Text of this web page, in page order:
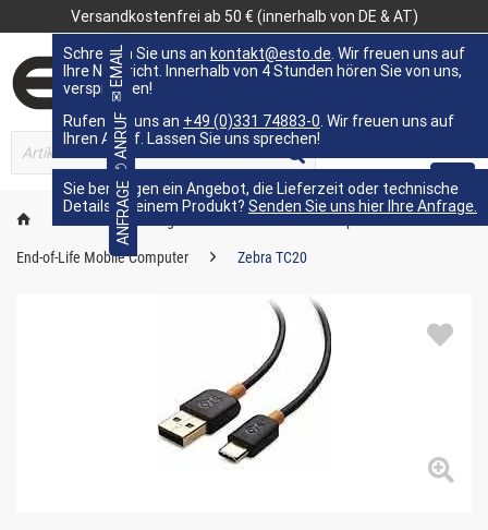
Versandkostenfrei ab 50 € (innerhalb von DE & AT)
Kennzeichnungstechnik
End-of-Life Mobile Computer Zebra TC20
✉ EMAIL
Schreiben Sie uns an kontakt@esto.de . Wir freuen uns auf
Ihre Nachricht. Innerhalb von 4 Stunden hören Sie von uns,
versprochen!
✆ ANRUF
Rufen Sie uns an +49 (0)331 74883-0 . Wir freuen uns auf
Ihren Anruf. Lassen Sie uns sprechen!
ANFRAGE
Sie benötigen ein Angebot, die Lieferzeit oder technische
Details zu einem Produkt? Senden Sie uns hier Ihre Anfrage.